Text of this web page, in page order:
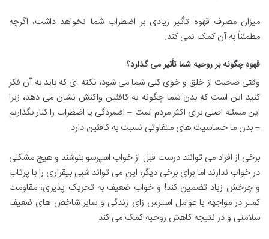
میزان مصرف قهوه تأثیر زیادی بر اضطراب شما نخواهد داشت، اگرچه
مطمئناً به آن کمک نمی کند.
قهوه چگونه بر روحیه شما تأثیر می گذارد؟
وقتی صحبت از خلق و خوی کلی شما می شود، نکته ای که باید به آن فکر
کنید این است که بدن شما چگونه به کافئین واکنش نشان می دهد، زیرا
این مسئله اصلی برای اکثر مردم است – افسردگی یا اضطراب را کنار بگذاریم
– بدن ما حساسیت های متفاوتی نسبت به کافئین دارد.
برخی از افراد می توانند درست قبل از خواب اسپرسو بنوشند و هیچ مشکلی
در خواب ندارند اما برای برخی دیگر، این می تواند شبی بیقراری را با پرتاب
و چرخش زیاد تضمین کند! و خواب ضعیف به تحریک پذیری، مقاومت
کمتر در مواجهه با عوامل استرس زای زندگی و سایر شاخص های ضعیف
سلامتی و در نتیجه کاهش روحیه کمک می کند.